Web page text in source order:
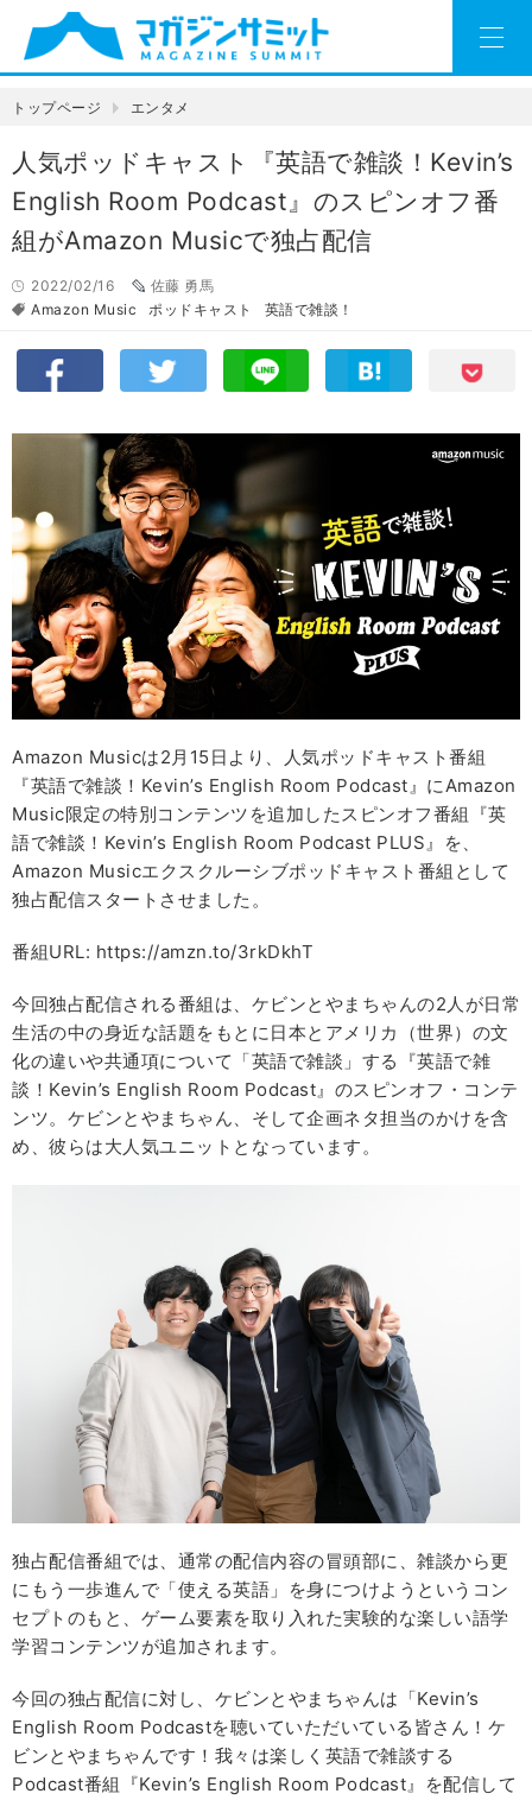
トップページ エンタメ
人気ポッドキャスト『英語で雑談！Kevin’s
English Room Podcast』のスピンオフ番
組がAmazon Musicで独占配信
2022/02/16
佐藤 勇馬
Amazon Music
ポッドキャスト 英語で雑談！
Amazon Musicは2月15日より、人気ポッドキャスト番組
『英語で雑談！Kevin’s English Room Podcast』にAmazon
Music限定の特別コンテンツを追加したスピンオフ番組『英
語で雑談！Kevin’s English Room Podcast PLUS』を、
Amazon Musicエクスクルーシブポッドキャスト番組として
独占配信スタートさせました。
番組URL: https://amzn.to/3rkDkhT
今回独占配信される番組は、ケビンとやまちゃんの2人が日常
生活の中の身近な話題をもとに日本とアメリカ（世界）の文
化の違いや共通項について「英語で雑談」する『英語で雑
談！Kevin’s English Room Podcast』のスピンオフ・コンテ
ンツ。ケビンとやまちゃん、そして企画ネタ担当のかけを含
め、彼らは大人気ユニットとなっています。
独占配信番組では、通常の配信内容の冒頭部に、雑談から更
にもう一歩進んで「使える英語」を身につけようというコン
セプトのもと、ゲーム要素を取り入れた実験的な楽しい語学
学習コンテンツが追加されます。
今回の独占配信に対し、ケビンとやまちゃんは「Kevin’s
English Room Podcastを聴いていただいている皆さん！ケ
ビンとやまちゃんです！我々は楽しく英語で雑談する
Podcast番組『Kevin’s English Room Podcast』を配信して